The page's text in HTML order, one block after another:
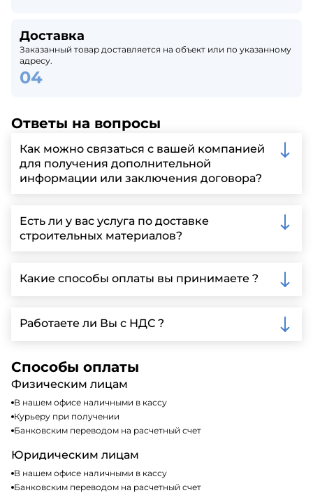
Доставка
Заказанный товар доставляется на объект или по указанному
адресу.
Ответы на вопросы
Как можно связаться с вашей компанией
для получения дополнительной
информации или заключения договора?
запрос через нашу официальную почту или
заполнить форму на нашем сайте для более
детальной информации и организации встречи.
Есть ли у вас услуга по доставке
строительных материалов?
Ленинградской области, у нас собственный
автопарк, для обеспечения быстрой и надежной
Какие способы оплаты вы принимаете ?
включая наличные, банковские переводы,
кредитные карты. Подробную информацию о
Работаете ли Вы с НДС ?
налогообложения, т.е с НДС 20%
Способы оплаты
Физическим лицам
В нашем офисе наличными в кассу
Курьеру при получении
Банковским переводом на расчетный счет
Юридическим лицам
В нашем офисе наличными в кассу
Банковским переводом на расчетный счет